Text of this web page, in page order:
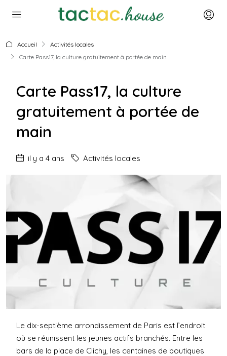
Accueil
Activités locales
Carte Pass17, la culture gratuitement à portée de main
Carte Pass17, la culture
gratuitement à portée de
main
il y a 4 ans Activités locales
Le dix-septième arrondissement de Paris est l’endroit
où se réunissent les jeunes actifs branchés. Entre les
bars de la place de Clichy, les centaines de boutiques